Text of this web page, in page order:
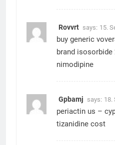
Rovvrt says: 15.
buy generic
brand isosorbide
nimodipine
Gpbamj says: 18.
periactin us –
tizanidine cost